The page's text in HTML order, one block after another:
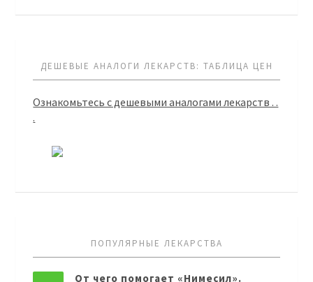
ДЕШЕВЫЕ АНАЛОГИ ЛЕКАРСТВ: ТАБЛИЦА ЦЕН
Ознакомьтесь с дешевыми аналогами лекарств . .
.
ПОПУЛЯРНЫЕ ЛЕКАРСТВА
От чего помогает «Нимесил».